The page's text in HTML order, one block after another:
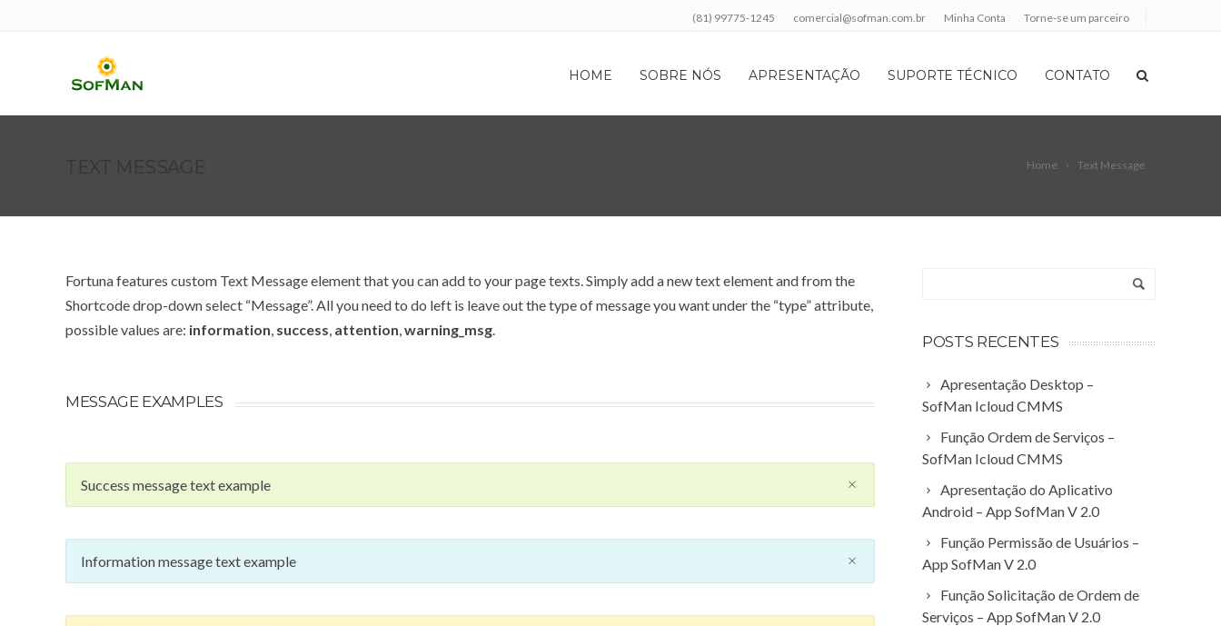
(81) 99775-1245 comercial@sofman.com.br Minha Conta Torne-se um parceiro
HOME SOBRE NÓS APRESENTAÇÃO SUPORTE TÉCNICO CONTATO
Home Text Message
Fortuna features custom Text Message element that you can add to your page texts. Simply add a new text element and from the
Shortcode drop-down select “Message”. All you need to do left is leave out the type of message you want under the “type” attribute,
possible values are: information, success, attention,warning_msg.
MESSAGE EXAMPLES
Success message text example
Information message text example
POSTS RECENTES
Apresentação Desktop –
SofMan Icloud CMMS
Função Ordem de Serviços –
SofMan Icloud CMMS
Apresentação do Aplicativo
Android – App SofMan V 2.0
Função Permissão de Usuários –
App SofMan V 2.0
Função Solicitação de Ordem de
Serviços – App SofMan V 2.0